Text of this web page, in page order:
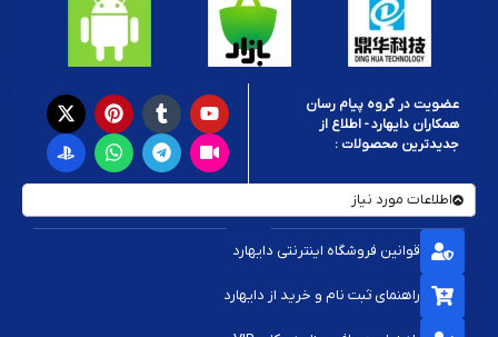
عضویت در گروه پیام رسان
همکاران دایهارد - اطلاع از
جدیدترین محصولات :
اطلاعات مورد نیاز
قوانین فروشگاه اینترنتی دایهارد
راهنمای ثبت نام و خرید از دایهارد